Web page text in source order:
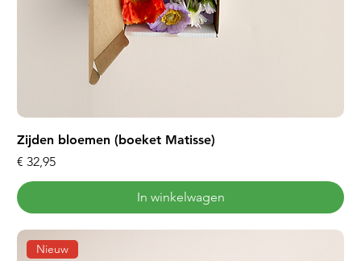
Zijden bloemen (boeket Matisse)
Prijs
€ 32,95
In winkelwagen
Nieuw